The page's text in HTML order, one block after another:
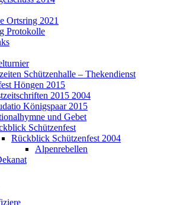
Ortsring 2021
Protokolle
Schützenhalle – Thekendienst
Höngen 2015
2015 2004
Königspaar 2015
und Gebet
Schützenfest
Rückblick Schützenfest 2004
Alpenrebellen